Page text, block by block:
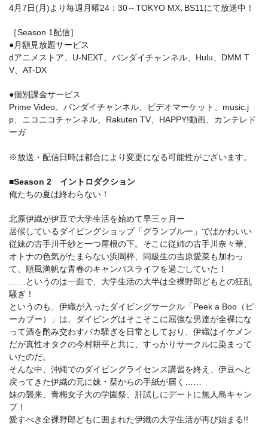
4月7日(月)より毎週月曜24：30～TOKYO MX､BS11にて放送中！
［Season 1配信］
●月額見放題サービス
dアニメストア、U-NEXT、バンダイチャンネル、Hulu、DMM T
V、AT-DX
●個別課金サービス
Prime Video、バンダイチャンネル、ビデオマーケット、music.j
p、ニコニコチャンネル、Rakuten TV、HAPPY!動画、カンテレド
ーガ
※放送・配信日時は都合により変更になる可能性がございます。
■Season 2 イントロダクション
俺たちの夏は終わらない！
北原伊織が伊豆で大学生活を始めて早三ヶ月ー
居候しているダイビングショップ「グランブルー」ではかわいい
従妹の古手川千紗と一つ屋根の下。そこに従姉の古手川奈々華、
オトナの色気がたまらない浜岡梓、同級生の吉原愛菜も加わっ
て、順風満帆な青春のキャンパスライフを過ごしていた！
……というのは一面で、大学生活の大半は全裸野郎どもとの狂乱
騒ぎ！
というのも、伊織が入ったダイビングサークル「Peek a Boo（ピ
ーカブー）」は、ダイビングはそこそこに屈強な男達が全裸にな
って酒を酌み交わすバカ騒ぎを日常としており、伊織はイケメン
だが真性オタクの今村耕平と共に、すっかりサークルに染まって
いたのだ。
そんな中、沖縄でのダイビングライセンス講習を終え、伊豆へと
戻ってきた伊織の元に妹・栞からの手紙が届く……
妹の襲来、青梅女子大の学園祭、肝試しにデートに無人島キャン
プ！
愛すべき全裸野郎どもに囲まれた伊織の大学生活が再び始まる!!